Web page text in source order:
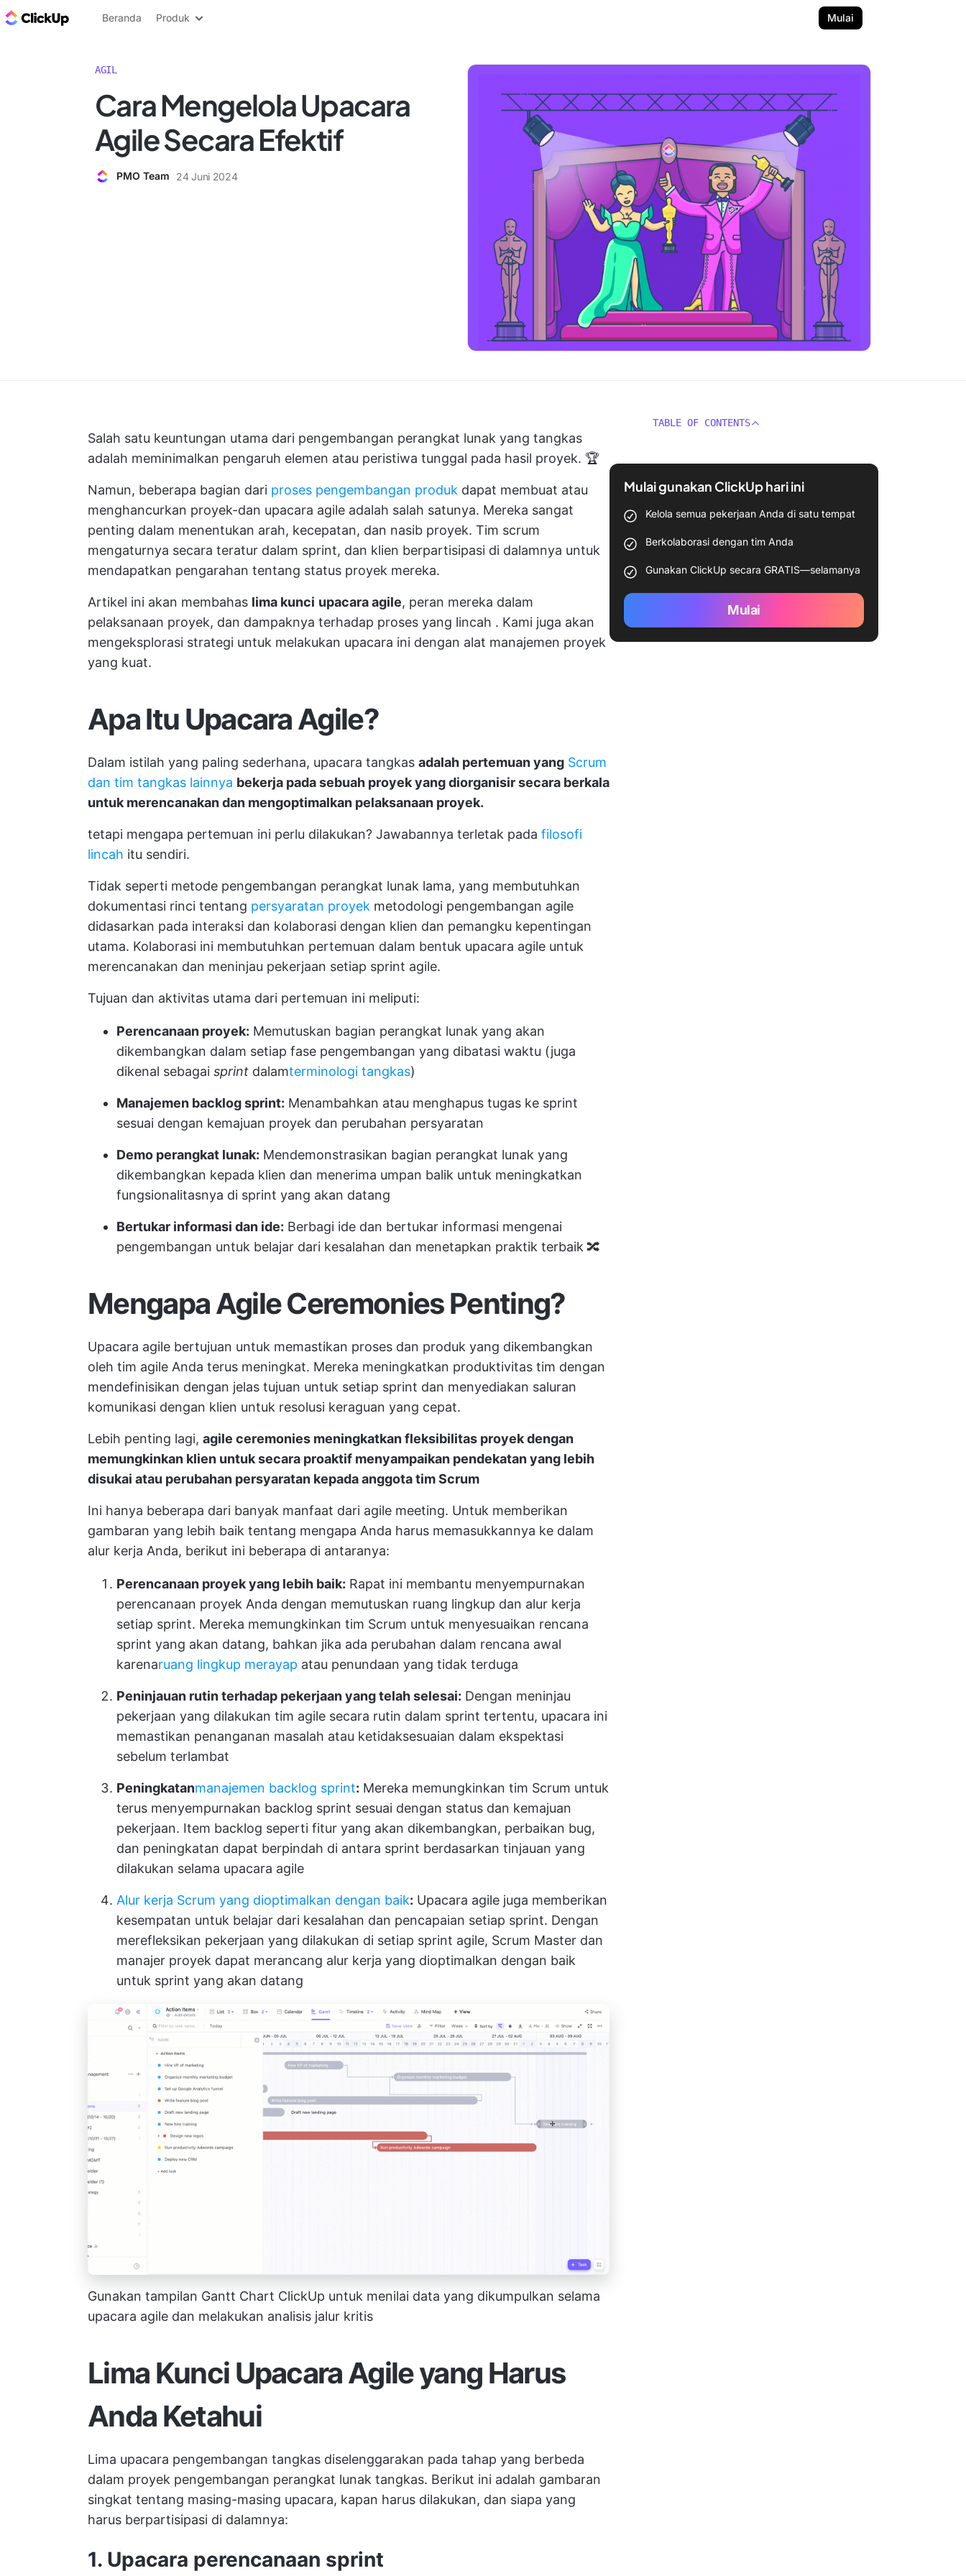
Blog ClickUp
Beranda Produk Mulai
AGIL
Cara Mengelola Upacara
Agile Secara Efektif
PMO Team 24 Juni 2024
Salah satu keuntungan utama dari pengembangan perangkat lunak yang tangkas
adalah meminimalkan pengaruh elemen atau peristiwa tunggal pada hasil proyek. 🏆
Namun, beberapa bagian dari proses pengembangan produk dapat membuat atau
menghancurkan proyek-dan upacara agile adalah salah satunya. Mereka sangat
penting dalam menentukan arah, kecepatan, dan nasib proyek. Tim scrum
mengaturnya secara teratur dalam sprint, dan klien berpartisipasi di dalamnya untuk
mendapatkan pengarahan tentang status proyek mereka.
Artikel ini akan membahas lima kunci upacara agile, peran mereka dalam
pelaksanaan proyek, dan dampaknya terhadap proses yang lincah . Kami juga akan
mengeksplorasi strategi untuk melakukan upacara ini dengan alat manajemen proyek
yang kuat.
Apa Itu Upacara Agile?
Dalam istilah yang paling sederhana, upacara tangkas adalah pertemuan yang Scrum
dan tim tangkas lainnya bekerja pada sebuah proyek yang diorganisir secara berkala
untuk merencanakan dan mengoptimalkan pelaksanaan proyek.
tetapi mengapa pertemuan ini perlu dilakukan? Jawabannya terletak pada filosofi
lincah itu sendiri.
Tidak seperti metode pengembangan perangkat lunak lama, yang membutuhkan
dokumentasi rinci tentang persyaratan proyek metodologi pengembangan agile
didasarkan pada interaksi dan kolaborasi dengan klien dan pemangku kepentingan
utama. Kolaborasi ini membutuhkan pertemuan dalam bentuk upacara agile untuk
merencanakan dan meninjau pekerjaan setiap sprint agile.
Tujuan dan aktivitas utama dari pertemuan ini meliputi:
Perencanaan proyek: Memutuskan bagian perangkat lunak yang akan
dikembangkan dalam setiap fase pengembangan yang dibatasi waktu (juga
dikenal sebagai sprint dalamterminologi tangkas)
Manajemen backlog sprint: Menambahkan atau menghapus tugas ke sprint
sesuai dengan kemajuan proyek dan perubahan persyaratan
Demo perangkat lunak: Mendemonstrasikan bagian perangkat lunak yang
dikembangkan kepada klien dan menerima umpan balik untuk meningkatkan
fungsionalitasnya di sprint yang akan datang
Bertukar informasi dan ide: Berbagi ide dan bertukar informasi mengenai
pengembangan untuk belajar dari kesalahan dan menetapkan praktik terbaik 🔀
Mengapa Agile Ceremonies Penting?
Upacara agile bertujuan untuk memastikan proses dan produk yang dikembangkan
oleh tim agile Anda terus meningkat. Mereka meningkatkan produktivitas tim dengan
mendefinisikan dengan jelas tujuan untuk setiap sprint dan menyediakan saluran
komunikasi dengan klien untuk resolusi keraguan yang cepat.
Lebih penting lagi, agile ceremonies meningkatkan fleksibilitas proyek dengan
memungkinkan klien untuk secara proaktif menyampaikan pendekatan yang lebih
disukai atau perubahan persyaratan kepada anggota tim Scrum
Ini hanya beberapa dari banyak manfaat dari agile meeting. Untuk memberikan
gambaran yang lebih baik tentang mengapa Anda harus memasukkannya ke dalam
alur kerja Anda, berikut ini beberapa di antaranya:
Perencanaan proyek yang lebih baik: Rapat ini membantu menyempurnakan
perencanaan proyek Anda dengan memutuskan ruang lingkup dan alur kerja
setiap sprint. Mereka memungkinkan tim Scrum untuk menyesuaikan rencana
sprint yang akan datang, bahkan jika ada perubahan dalam rencana awal
karenaruang lingkup merayap atau penundaan yang tidak terduga
Peninjauan rutin terhadap pekerjaan yang telah selesai: Dengan meninjau
pekerjaan yang dilakukan tim agile secara rutin dalam sprint tertentu, upacara ini
memastikan penanganan masalah atau ketidaksesuaian dalam ekspektasi
sebelum terlambat
Peningkatanmanajemen backlog sprint: Mereka memungkinkan tim Scrum untuk
terus menyempurnakan backlog sprint sesuai dengan status dan kemajuan
pekerjaan. Item backlog seperti fitur yang akan dikembangkan, perbaikan bug,
dan peningkatan dapat berpindah di antara sprint berdasarkan tinjauan yang
dilakukan selama upacara agile
Alur kerja Scrum yang dioptimalkan dengan baik: Upacara agile juga memberikan
kesempatan untuk belajar dari kesalahan dan pencapaian setiap sprint. Dengan
merefleksikan pekerjaan yang dilakukan di setiap sprint agile, Scrum Master dan
manajer proyek dapat merancang alur kerja yang dioptimalkan dengan baik
untuk sprint yang akan datang
Gunakan tampilan Gantt Chart ClickUp untuk menilai data yang dikumpulkan selama
upacara agile dan melakukan analisis jalur kritis
Lima Kunci Upacara Agile yang Harus
Anda Ketahui
Lima upacara pengembangan tangkas diselenggarakan pada tahap yang berbeda
dalam proyek pengembangan perangkat lunak tangkas. Berikut ini adalah gambaran
singkat tentang masing-masing upacara, kapan harus dilakukan, dan siapa yang
harus berpartisipasi di dalamnya:
1. Upacara perencanaan sprint
TABLE OF CONTENTS
Mulai gunakan ClickUp hari ini
Kelola semua pekerjaan Anda di satu tempat
Berkolaborasi dengan tim Anda
Gunakan ClickUp secara GRATIS—selamanya
Mulai